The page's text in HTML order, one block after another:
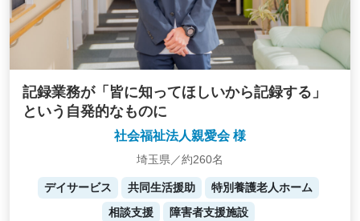
記録業務が「皆に知ってほしいから記録する」
という自発的なものに
社会福祉法人親愛会 様
埼玉県／約260名
デイサービス 共同生活援助
特別養護老人ホーム
相談支援
障害者支援施設